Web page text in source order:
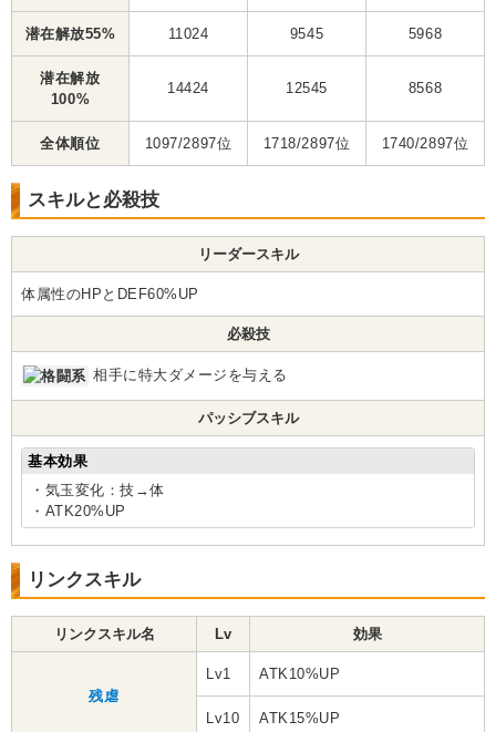
潜在解放55% 11024 9545 5968
潜在解放
100%
14424 12545 8568
全体順位 1097/2897位 1718/2897位 1740/2897位
スキルと必殺技
リーダースキル
体属性のHPとDEF60%UP
必殺技
相手に特大ダメージを与える
パッシブスキル
基本効果
・気玉変化：技→体
・ATK20%UP
リンクスキル
リンクスキル名 Lv 効果
残虐
Lv1 ATK10%UP
Lv10 ATK15%UP